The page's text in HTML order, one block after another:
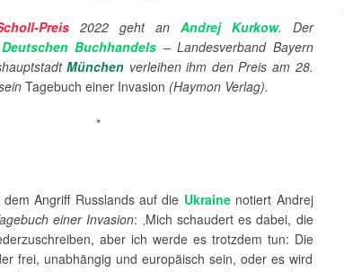
Preis2022 geht an Andrej Kurkow. Der
Buchhandels – Landesverband Bayern
München verleihen ihm den Preis am 28.
Tagebuch einer Invasion (Haymon Verlag).
*
Angriff Russlands auf die Ukrainenotiert Andrej
einer Invasion: ‚Mich schaudert es dabei, die
aber ich werde es trotzdem tun: Die
frei, unabhängig und europäisch sein, oder es wird